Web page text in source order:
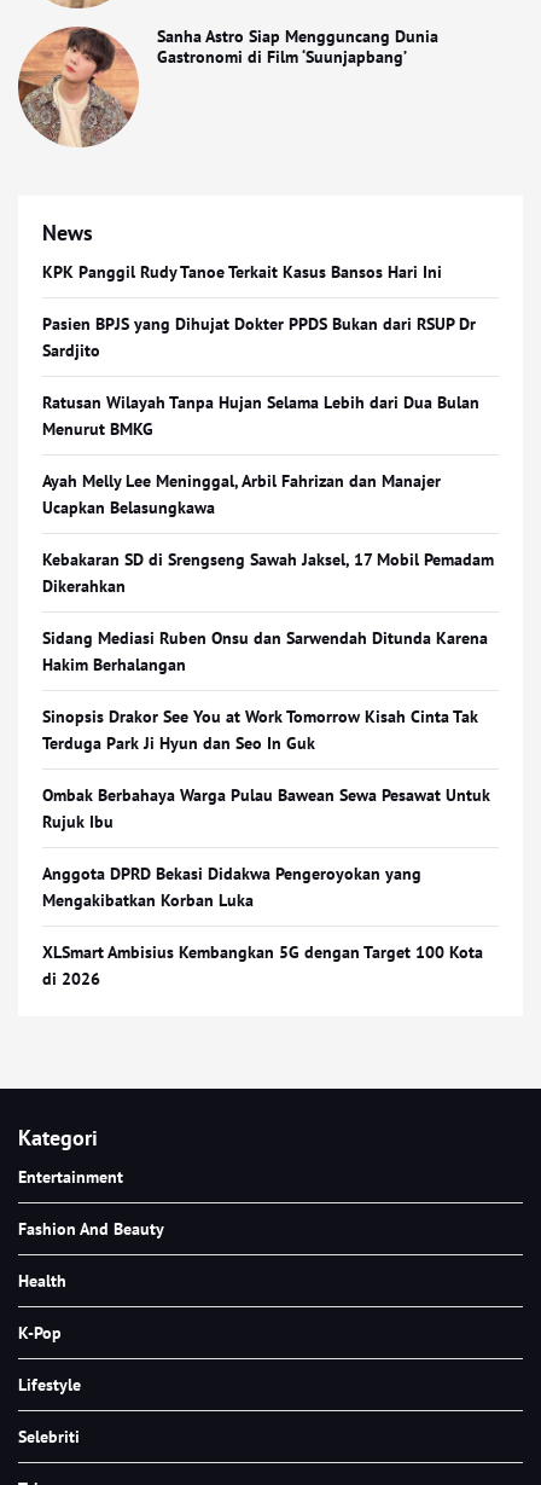
Sanha Astro Siap Mengguncang Dunia
Gastronomi di Film ‘Suunjapbang’
News
KPK Panggil Rudy Tanoe Terkait Kasus Bansos Hari Ini
Pasien BPJS yang Dihujat Dokter PPDS Bukan dari RSUP Dr
Sardjito
Ratusan Wilayah Tanpa Hujan Selama Lebih dari Dua Bulan
Menurut BMKG
Ayah Melly Lee Meninggal, Arbil Fahrizan dan Manajer
Ucapkan Belasungkawa
Kebakaran SD di Srengseng Sawah Jaksel, 17 Mobil Pemadam
Dikerahkan
Sidang Mediasi Ruben Onsu dan Sarwendah Ditunda Karena
Hakim Berhalangan
Sinopsis Drakor See You at Work Tomorrow Kisah Cinta Tak
Terduga Park Ji Hyun dan Seo In Guk
Ombak Berbahaya Warga Pulau Bawean Sewa Pesawat Untuk
Rujuk Ibu
Anggota DPRD Bekasi Didakwa Pengeroyokan yang
Mengakibatkan Korban Luka
XLSmart Ambisius Kembangkan 5G dengan Target 100 Kota
di 2026
Kategori
Entertainment
Fashion And Beauty
Health
K-Pop
Lifestyle
Selebriti